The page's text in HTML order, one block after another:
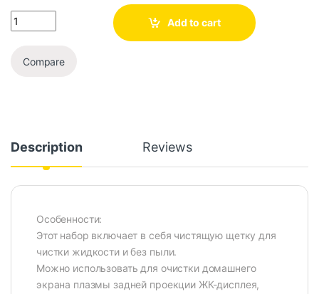
Add to cart
Compare
Description Reviews
Особенности:
Этот набор включает в себя чистящую щетку для
чистки жидкости и без пыли.
Можно использовать для очистки домашнего
экрана плазмы задней проекции ЖК-дисплея,